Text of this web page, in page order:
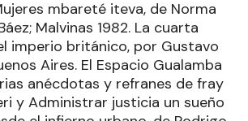
mbareté iteva, de Norma
Malvinas 1982. La cuarta
imperio británico, por Gustavo
Aires. El Espacio Gualamba
anécdotas y refranes de fray
y Administrar justicia un sueño